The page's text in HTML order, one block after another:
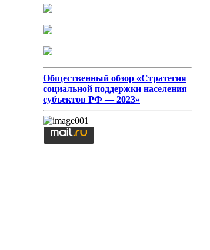
Общественный обзор «Стратегия
социальной поддержки населения
субъектов РФ — 2023»